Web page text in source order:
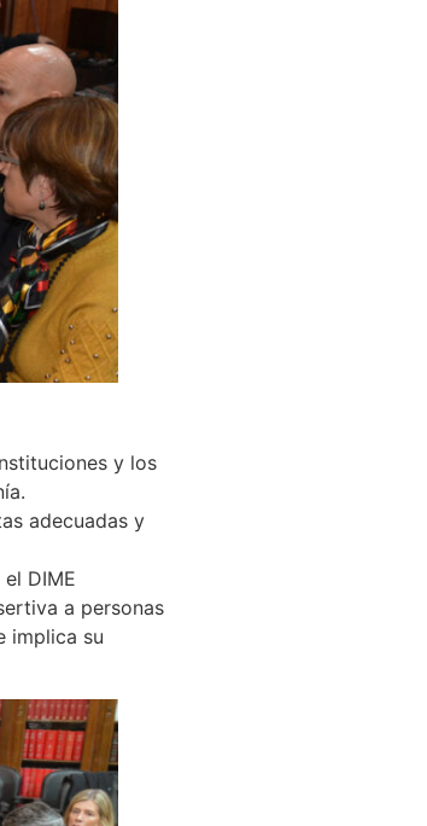
y los
adecuadas y
DIME
a personas
implica su